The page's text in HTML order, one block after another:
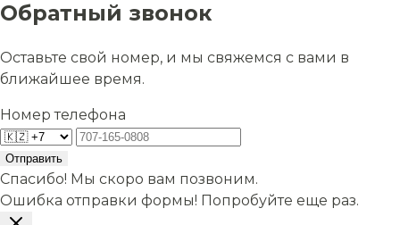
Обратный звонок
Оставьте свой номер, и мы свяжемся с вами в
ближайшее время.
Номер телефона
Отправить
Спасибо! Мы скоро вам позвоним.
Ошибка отправки формы! Попробуйте еще раз.